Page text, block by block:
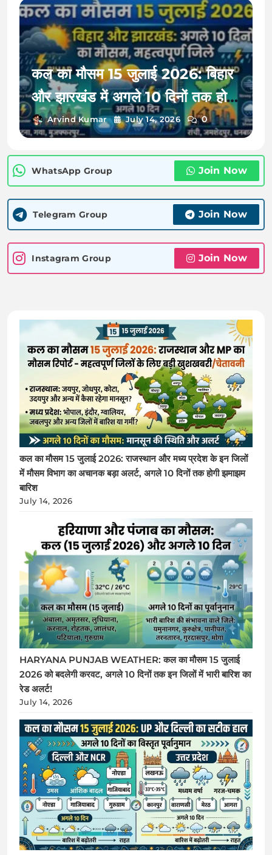
पूरा हाल
कल का मौसम 15 जुलाई 2026: बिहार
और झारखंड में अगले 10 दिनों तक होगी
झमाझम बारिश, मौसम विभाग ने जारी
किया भारी तबाही का अलर्ट!
Arvind Kumar July 14, 2026 0
WhatsApp Group Join Now
Telegram Group Join Now
Instagram Group Join Now
कल का मौसम 15 जुलाई 2026: राजस्थान और मध्य प्रदेश के इन जिलों
में मौसम विभाग का अचानक बड़ा अलर्ट, अगले 10 दिनों तक होगी झमाझम
बारिश
July 14, 2026
HARYANA PUNJAB WEATHER: कल का मौसम 15 जुलाई
2026 को बदलेगी करवट, अगले 10 दिनों तक इन जिलों में भारी बारिश का
रेड अलर्ट!
July 14, 2026